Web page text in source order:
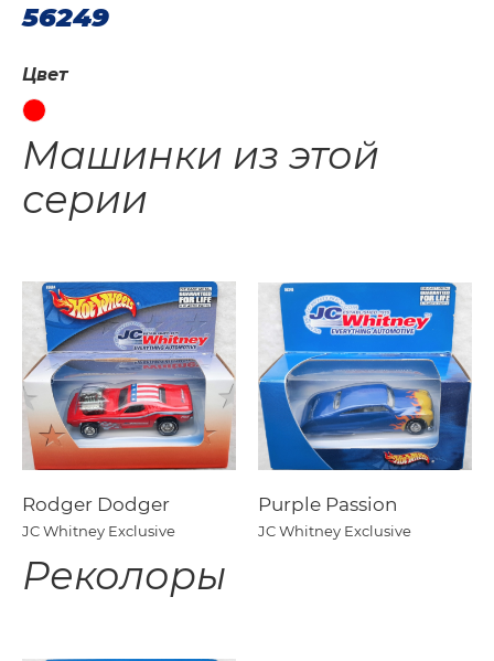
56249
Цвет
Машинки из этой
серии
Rodger Dodger
JC Whitney Exclusive
Purple Passion
JC Whitney Exclusive
Реколоры